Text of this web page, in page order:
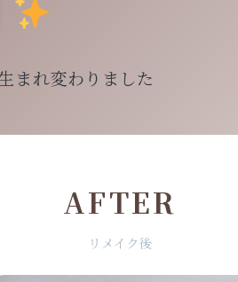
まれ変わりました
AFTER
リメイク後